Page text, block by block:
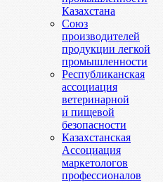
Казахстана
Союз
производителей
продукции легкой
промышленности
Республиканская
ассоциация
ветеринарной
и пищевой
безопасности
Казахстанская
Ассоциация
маркетологов
профессионалов